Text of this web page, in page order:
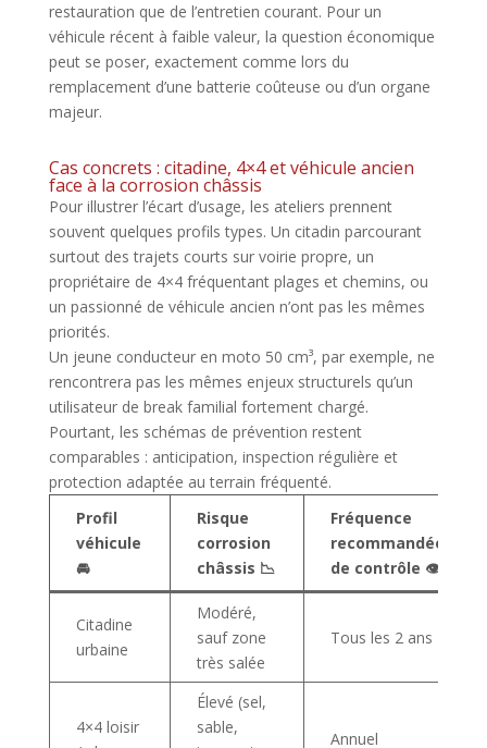
restauration que de l’entretien courant. Pour un
véhicule récent à faible valeur, la question économique
peut se poser, exactement comme lors du
remplacement d’une batterie coûteuse ou d’un organe
majeur.
Cas concrets : citadine, 4×4 et véhicule ancien
face à la corrosion châssis
Pour illustrer l’écart d’usage, les ateliers prennent
souvent quelques profils types. Un citadin parcourant
surtout des trajets courts sur voirie propre, un
propriétaire de 4×4 fréquentant plages et chemins, ou
un passionné de véhicule ancien n’ont pas les mêmes
priorités.
Un jeune conducteur en moto 50 cm³, par exemple, ne
rencontrera pas les mêmes enjeux structurels qu’un
utilisateur de break familial fortement chargé.
Pourtant, les schémas de prévention restent
comparables : anticipation, inspection régulière et
protection adaptée au terrain fréquenté.
Profil
véhicule
🚘
Risque
corrosion
châssis 📉
Fréquence
recommandée
de contrôle 👁️
Citadine
urbaine
Modéré,
sauf zone
très salée
Tous les 2 ans
4×4 loisir
Élevé (sel,
sable,
Annuel